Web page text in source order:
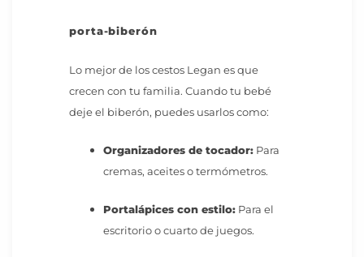
porta-biberón
Lo mejor de los cestos Legan es que
crecen con tu familia. Cuando tu bebé
deje el biberón, puedes usarlos como:
Organizadores de tocador: Para
cremas, aceites o termómetros.
Portalápices con estilo: Para el
escritorio o cuarto de juegos.